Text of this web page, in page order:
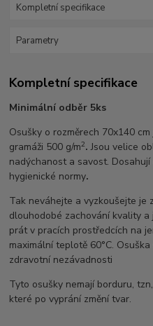
Kompletní specifikace
Parametry
Kompletní specifikace
Minimální odběr 5ks
Osušky o rozměrech 70x140
gramáži 500 g/m2.Jsou velice
nadýchanost a savost.
hygienické normy.
Tak neváhejte a vyzkoušejte je
dlouhodobé zachování kvality
prát v pracích prostředcích na
maximální teplotě 60°C.
zdravotní nezávadnosti
Tyto osušky nemají borduru,
které po vyprání změní tvar.